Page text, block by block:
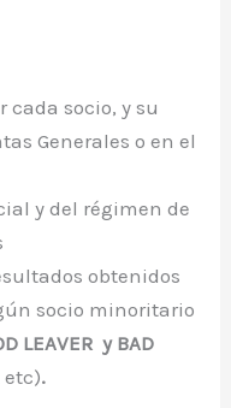
cada socio, y su
Generales o en el
y del régimen de
obtenidos
socio minoritario
LEAVER y BAD
etc).